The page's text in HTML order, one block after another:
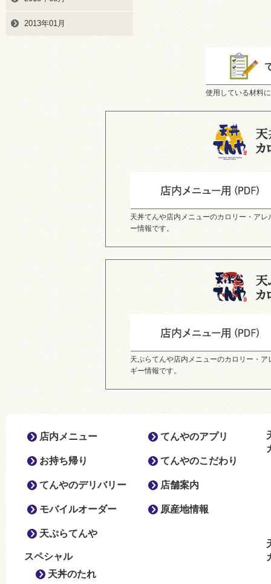
2013年01月
使用している材料
天丼てんや店内メニューのカロリー・アレ
ー情報です。
天ぷらてんや店内メニューのカロリー・ア
ギー情報です。
店内メニュー
お持ち帰り
てんやのデリバリー
モバイルオーダー
天ぷらてんや
スペシャル
天丼のたれ
てんやのアプリ
てんやのこだわり
店舗案内
原産地情報